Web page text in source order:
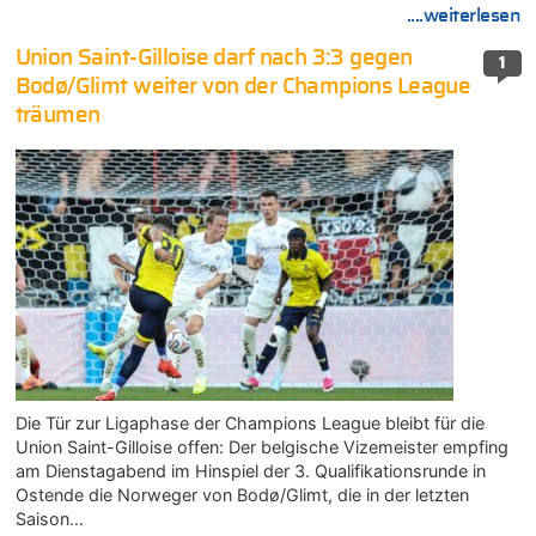
....weiterlesen
1
Union Saint-Gilloise darf nach 3:3 gegen
Bodø/Glimt weiter von der Champions League
träumen
Die Tür zur Ligaphase der Champions League bleibt für die
Union Saint-Gilloise offen: Der belgische Vizemeister empfing
am Dienstagabend im Hinspiel der 3. Qualifikationsrunde in
Ostende die Norweger von Bodø/Glimt, die in der letzten
Saison…